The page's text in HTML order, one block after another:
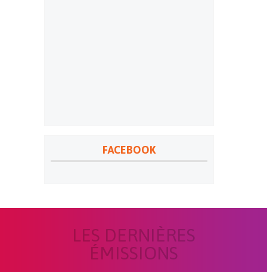
FACEBOOK
LES DERNIÈRES
ÉMISSIONS